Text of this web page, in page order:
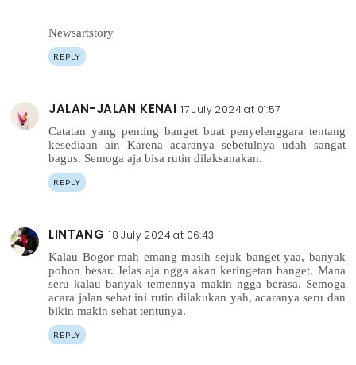
Newsartstory
REPLY
JALAN-JALAN KENAI 17 July 2024 at 01:57
Catatan yang penting banget buat penyelenggara tentang
kesediaan air. Karena acaranya sebetulnya udah sangat
bagus. Semoga aja bisa rutin dilaksanakan.
REPLY
LINTANG 18 July 2024 at 06:43
Kalau Bogor mah emang masih sejuk banget yaa, banyak
pohon besar. Jelas aja ngga akan keringetan banget. Mana
seru kalau banyak temennya makin ngga berasa. Semoga
acara jalan sehat ini rutin dilakukan yah, acaranya seru dan
bikin makin sehat tentunya.
REPLY